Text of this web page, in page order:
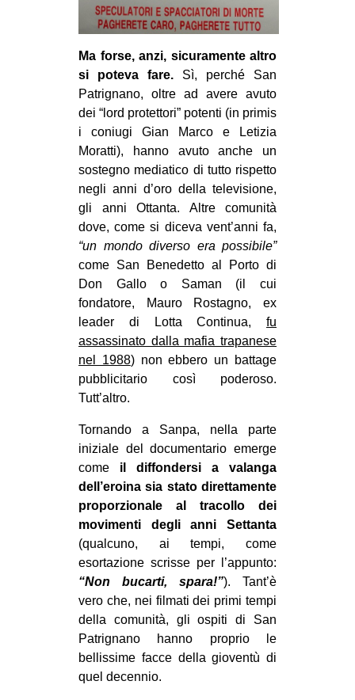
Ma forse, anzi, sicuramente altro
si poteva fare. Sì, perché San
Patrignano, oltre ad avere avuto
dei “lord protettori” potenti (in primis
i coniugi Gian Marco e Letizia
Moratti), hanno avuto anche un
sostegno mediatico di tutto rispetto
negli anni d’oro della televisione,
gli anni Ottanta. Altre comunità
dove, come si diceva vent’anni fa,
“un mondo diverso era possibile”
come San Benedetto al Porto di
Don Gallo o Saman (il cui
fondatore, Mauro Rostagno, ex
leader di Lotta Continua, fu
assassinato dalla mafia trapanese
nel 1988) non ebbero un battage
pubblicitario così poderoso.
Tutt’altro.
Tornando a Sanpa, nella parte
iniziale del documentario emerge
come il diffondersi a valanga
dell’eroina sia stato direttamente
proporzionale al tracollo dei
movimenti degli anni Settanta
(qualcuno, ai tempi, come
esortazione scrisse per l’appunto:
“Non bucarti, spara!”). Tant’è
vero che, nei filmati dei primi tempi
della comunità, gli ospiti di San
Patrignano hanno proprio le
bellissime facce della gioventù di
quel decennio.